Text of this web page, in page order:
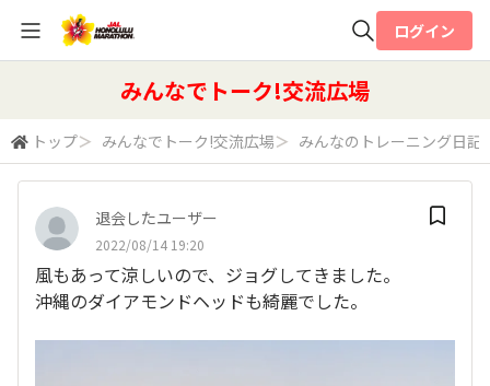
検索
ログイン
みんなでトーク!交流広場
トップ＞ みんなでトーク!交流広場＞ みんなのトレーニング日記
退会したユーザー
2022/08/14 19:20
風もあって涼しいので、ジョグしてきました。
沖縄のダイアモンドヘッドも綺麗でした。